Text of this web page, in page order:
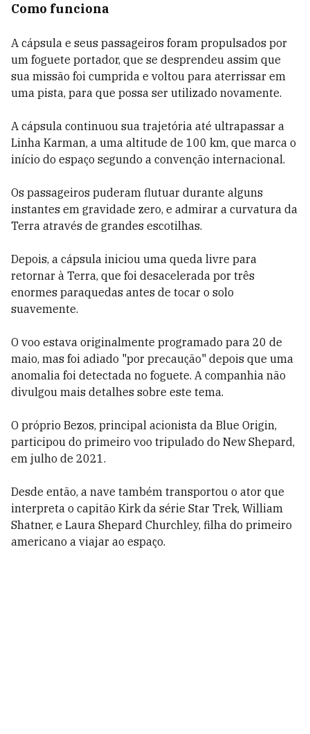
Como funciona
A cápsula e seus passageiros foram propulsados por
um foguete portador, que se desprendeu assim que
sua missão foi cumprida e voltou para aterrissar em
uma pista, para que possa ser utilizado novamente.
A cápsula continuou sua trajetória até ultrapassar a
Linha Karman, a uma altitude de 100 km, que marca o
início do espaço segundo a convenção internacional.
Os passageiros puderam flutuar durante alguns
instantes em gravidade zero, e admirar a curvatura da
Terra através de grandes escotilhas.
Depois, a cápsula iniciou uma queda livre para
retornar à Terra, que foi desacelerada por três
enormes paraquedas antes de tocar o solo
suavemente.
O voo estava originalmente programado para 20 de
maio, mas foi adiado "por precaução" depois que uma
anomalia foi detectada no foguete. A companhia não
divulgou mais detalhes sobre este tema.
O próprio Bezos, principal acionista da Blue Origin,
participou do primeiro voo tripulado do New Shepard,
em julho de 2021.
Desde então, a nave também transportou o ator que
interpreta o capitão Kirk da série Star Trek, William
Shatner, e Laura Shepard Churchley, filha do primeiro
americano a viajar ao espaço.